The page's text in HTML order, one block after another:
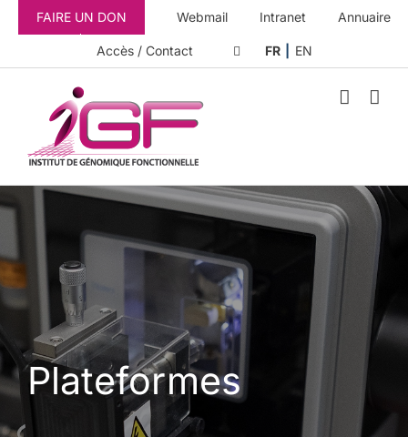
PasserFAIRE UN DON Webmail Intranet Annuaire
Accès / Contact FR EN
Plateformes